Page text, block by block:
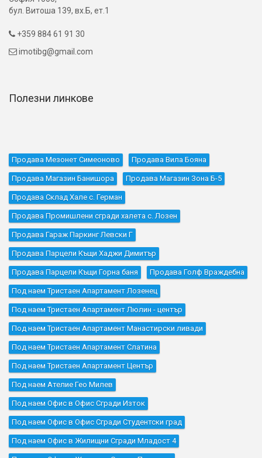
бул. Витоша 139, вх.Б, ет.1
 +359 884 61 91 30
 imotibg@gmail.com
Полезни линкове
Продава Мезонет Симеоново Продава Вила Бояна
Продава Магазин Банишора Продава Магазин Зона Б-5
Продава Склад Хале с. Герман
Продава Промишлени сгради халета с. Лозен
Продава Гараж Паркинг Левски Г
Продава Парцели Къщи Хаджи Димитър
Продава Парцели Къщи Горна баня Продава Голф Враждебна
Под наем Тристаен Апартамент Лозенец
Под наем Тристаен Апартамент Люлин - център
Под наем Тристаен Апартамент Манастирски ливади
Под наем Тристаен Апартамент Слатина
Под наем Тристаен Апартамент Център
Под наем Ателие Гео Милев
Под наем Офис в Офис Сгради Изток
Под наем Офис в Офис Сгради Студентски град
Под наем Офис в Жилищни Сгради Младост 4